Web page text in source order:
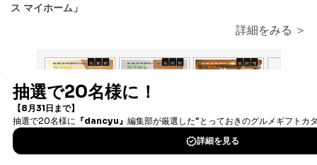
ス マイホーム」
詳細をみる ＞
2016/09/09
2016/06/11
2016/03/11
2015/12/11